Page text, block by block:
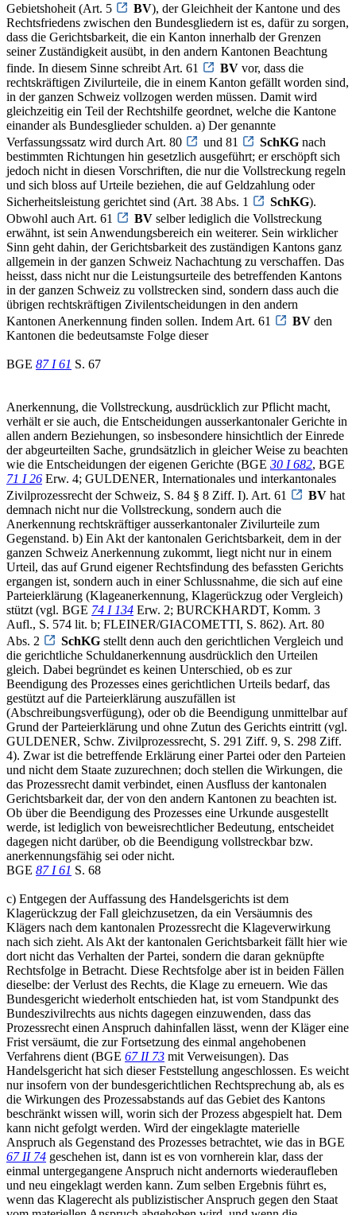
Gebietshoheit (Art. 5
BV), der Gleichheit der Kantone und des
Rechtsfriedens zwischen den Bundesgliedern ist es, dafür zu sorgen,
dass die Gerichtsbarkeit, die ein Kanton innerhalb der Grenzen
seiner Zuständigkeit ausübt, in den andern Kantonen Beachtung
finde. In diesem Sinne schreibt Art. 61
BV vor, dass die
rechtskräftigen Zivilurteile, die in einem Kanton gefällt worden sind,
in der ganzen Schweiz vollzogen werden müssen. Damit wird
gleichzeitig ein Teil der Rechtshilfe geordnet, welche die Kantone
einander als Bundesglieder schulden. a) Der genannte
Verfassungssatz wird durch Art. 80
und 81 SchKG nach
bestimmten Richtungen hin gesetzlich ausgeführt; er erschöpft sich
jedoch nicht in diesen Vorschriften, die nur die Vollstreckung regeln
und sich bloss auf Urteile beziehen, die auf Geldzahlung oder
Sicherheitsleistung gerichtet sind (Art. 38 Abs. 1
SchKG).
Obwohl auch Art. 61
BV selber lediglich die Vollstreckung
erwähnt, ist sein Anwendungsbereich ein weiterer. Sein wirklicher
Sinn geht dahin, der Gerichtsbarkeit des zuständigen Kantons ganz
allgemein in der ganzen Schweiz Nachachtung zu verschaffen. Das
heisst, dass nicht nur die Leistungsurteile des betreffenden Kantons
in der ganzen Schweiz zu vollstrecken sind, sondern dass auch die
übrigen rechtskräftigen Zivilentscheidungen in den andern
Kantonen Anerkennung finden sollen. Indem Art. 61
BV den
Kantonen die bedeutsamste Folge dieser
BGE 87 I 61 S. 67
Anerkennung, die Vollstreckung, ausdrücklich zur Pflicht macht,
verhält er sie auch, die Entscheidungen ausserkantonaler Gerichte in
allen andern Beziehungen, so insbesondere hinsichtlich der Einrede
der abgeurteilten Sache, grundsätzlich in gleicher Weise zu beachten
wie die Entscheidungen der eigenen Gerichte (BGE 30 I 682, BGE
71 I 26 Erw. 4; GULDENER, Internationales und interkantonales
Zivilprozessrecht der Schweiz, S. 84 § 8 Ziff. I). Art. 61
BV hat
demnach nicht nur die Vollstreckung, sondern auch die
Anerkennung rechtskräftiger ausserkantonaler Zivilurteile zum
Gegenstand. b) Ein Akt der kantonalen Gerichtsbarkeit, dem in der
ganzen Schweiz Anerkennung zukommt, liegt nicht nur in einem
Urteil, das auf Grund eigener Rechtsfindung des befassten Gerichts
ergangen ist, sondern auch in einer Schlussnahme, die sich auf eine
Parteierklärung (Klageanerkennung, Klagerückzug oder Vergleich)
stützt (vgl. BGE 74 I 134 Erw. 2; BURCKHARDT, Komm. 3
Aufl., S. 574 lit. b; FLEINER/GIACOMETTI, S. 862). Art. 80
Abs. 2
SchKG stellt denn auch den gerichtlichen Vergleich und
die gerichtliche Schuldanerkennung ausdrücklich den Urteilen
gleich. Dabei begründet es keinen Unterschied, ob es zur
Beendigung des Prozesses eines gerichtlichen Urteils bedarf, das
gestützt auf die Parteierklärung auszufällen ist
(Abschreibungsverfügung), oder ob die Beendigung unmittelbar auf
Grund der Parteierklärung und ohne Zutun des Gerichts eintritt (vgl.
GULDENER, Schw. Zivilprozessrecht, S. 291 Ziff. 9, S. 298 Ziff.
4). Zwar ist die betreffende Erklärung einer Partei oder den Parteien
und nicht dem Staate zuzurechnen; doch stellen die Wirkungen, die
das Prozessrecht damit verbindet, einen Ausfluss der kantonalen
Gerichtsbarkeit dar, der von den andern Kantonen zu beachten ist.
Ob über die Beendigung des Prozesses eine Urkunde ausgestellt
werde, ist lediglich von beweisrechtlicher Bedeutung, entscheidet
dagegen nicht darüber, ob die Beendigung vollstreckbar bzw.
anerkennungsfähig sei oder nicht.
BGE 87 I 61 S. 68
c) Entgegen der Auffassung des Handelsgerichts ist dem
Klagerückzug der Fall gleichzusetzen, da ein Versäumnis des
Klägers nach dem kantonalen Prozessrecht die Klageverwirkung
nach sich zieht. Als Akt der kantonalen Gerichtsbarkeit fällt hier wie
dort nicht das Verhalten der Partei, sondern die daran geknüpfte
Rechtsfolge in Betracht. Diese Rechtsfolge aber ist in beiden Fällen
dieselbe: der Verlust des Rechts, die Klage zu erneuern. Wie das
Bundesgericht wiederholt entschieden hat, ist vom Standpunkt des
Bundeszivilrechts aus nichts dagegen einzuwenden, dass das
Prozessrecht einen Anspruch dahinfallen lässt, wenn der Kläger eine
Frist versäumt, die zur Fortsetzung des einmal angehobenen
Verfahrens dient (BGE 67 II 73 mit Verweisungen). Das
Handelsgericht hat sich dieser Feststellung angeschlossen. Es weicht
nur insofern von der bundesgerichtlichen Rechtsprechung ab, als es
die Wirkungen des Prozessabstands auf das Gebiet des Kantons
beschränkt wissen will, worin sich der Prozess abgespielt hat. Dem
kann nicht gefolgt werden. Wird der eingeklagte materielle
Anspruch als Gegenstand des Prozesses betrachtet, wie das in BGE
67 II 74 geschehen ist, dann ist es von vornherein klar, dass der
einmal untergegangene Anspruch nicht andernorts wiederaufleben
und neu eingeklagt werden kann. Zum selben Ergebnis führt es,
wenn das Klagerecht als publizistischer Anspruch gegen den Staat